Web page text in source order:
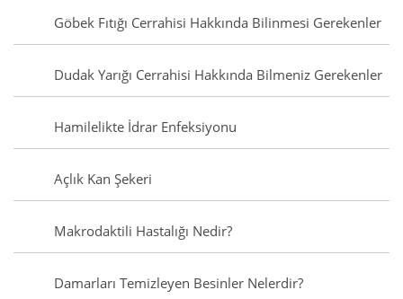
Göbek Fıtığı Cerrahisi Hakkında Bilinmesi Gerekenler
Dudak Yarığı Cerrahisi Hakkında Bilmeniz Gerekenler
Hamilelikte İdrar Enfeksiyonu
Açlık Kan Şekeri
Makrodaktili Hastalığı Nedir?
Damarları Temizleyen Besinler Nelerdir?